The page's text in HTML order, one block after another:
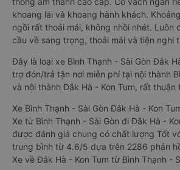
khoang lái và khoang hành khách.
ngồi rất thoải mái, không nhồi nhét. Luôn
cầu về sang trọng, thoải mái và tiện nghi
Đây là loại xe Bình Thạnh - Sài Gòn Đắk
trợ đón/trả tận nơi miễn phí tại nội thành
và nội thành Đắk Hà - Kon Tum, rất thuận
Xe Bình Thạnh - Sài Gòn Đắk Hà - Kon
Xe từ Bình Thạnh - Sài Gòn đi Đắk Hà -
được đánh giá chung có chất lượng Tốt
trung bình từ 4.6/5 dựa trên 2286 phản
Xe về Đắk Hà - Kon Tum từ Bình Thạnh -